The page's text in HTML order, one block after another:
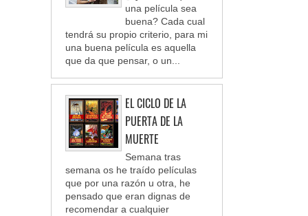
una película sea
buena? Cada cual
tendrá su propio criterio, para mi
una buena película es aquella
que da que pensar, o un...
EL CICLO DE LA
PUERTA DE LA
MUERTE
Semana tras
semana os he traído películas
que por una razón u otra, he
pensado que eran dignas de
recomendar a cualquier